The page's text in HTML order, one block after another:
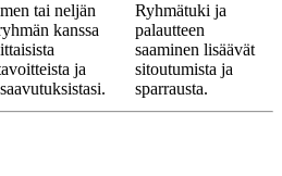
tai neljän
kanssa
ja
Ryhmätuki ja
palautteen
saaminen lisäävät
sitoutumista ja
sparrausta.